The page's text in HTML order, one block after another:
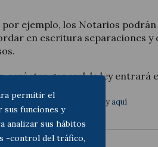
permitir el
sus funciones y
analizar sus hábitos
-control del tráfico,
por ejemplo, los Notarios
en escritura separaciones
carácter general, la ley entrará
consultar el texto de la Leyaquí